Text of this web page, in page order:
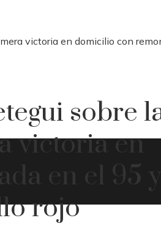
victoria en domicilio con
sobre
victoria en
en el 95
rojo